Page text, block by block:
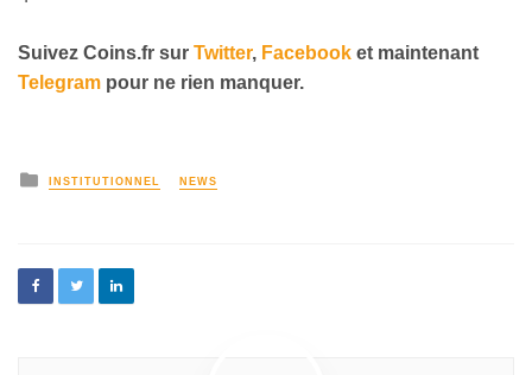
Suivez Coins.fr sur Twitter, Facebook et maintenant
Telegram pour ne rien manquer.
INSTITUTIONNEL NEWS